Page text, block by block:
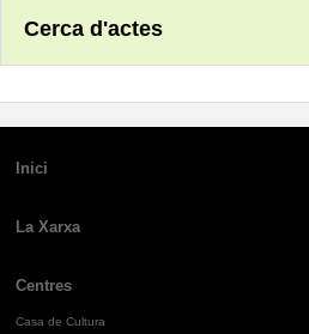
Cerca d'actes
Inici
La Xarxa
Centres
Casa de Cultura